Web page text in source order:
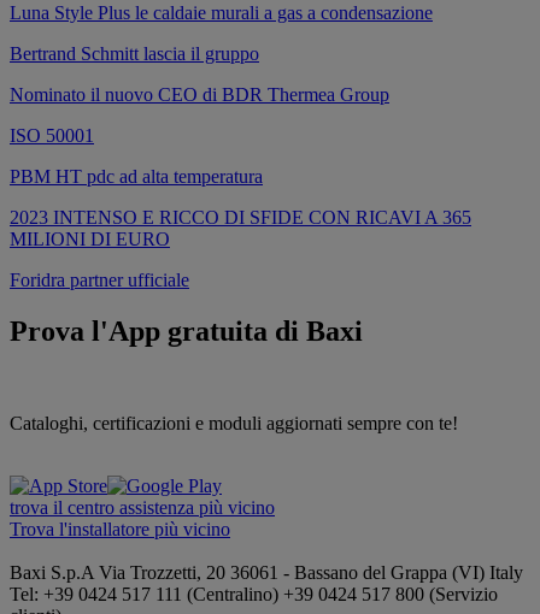
Luna Style Plus le caldaie murali a gas a condensazione
Bertrand Schmitt lascia il gruppo
Nominato il nuovo CEO di BDR Thermea Group
ISO 50001
PBM HT pdc ad alta temperatura
2023 INTENSO E RICCO DI SFIDE CON RICAVI A 365
MILIONI DI EURO
Foridra partner ufficiale
Prova l'App gratuita di Baxi
Cataloghi, certificazioni e moduli aggiornati sempre con te!
trova il centro assistenza più vicino
Trova l'installatore più vicino
Baxi S.p.A Via Trozzetti, 20 36061 - Bassano del Grappa (VI) Italy
Tel: +39 0424 517 111 (Centralino) +39 0424 517 800 (Servizio